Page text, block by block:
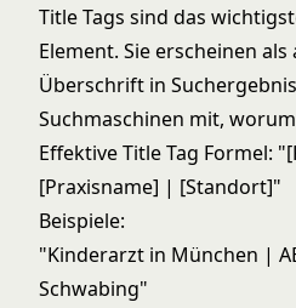
Title Tags sind das
Element. Sie erscheinen
Überschrift in
Suchmaschinen mit,
Effektive Title Tag Formel:
[Praxisname] | [Standort]"
Beispiele:
"Kinderarzt in München |
Schwabing"